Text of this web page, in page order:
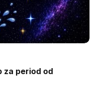
za period od